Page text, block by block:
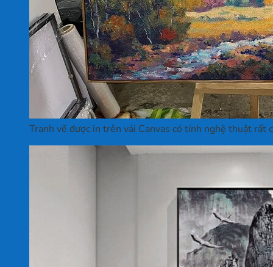
Tranh vẽ được in trên vải Canvas có tính nghệ thuật rất